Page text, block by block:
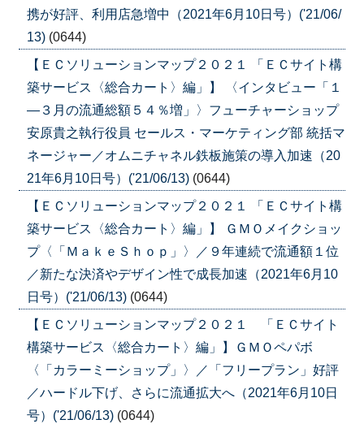
携が好評、利用店急増中（2021年6月10日号）('21/06/
13) (0644)
【ＥＣソリューションマップ２０２１ 「ＥＣサイト構
築サービス〈総合カート〉編」】 〈インタビュー「１
―３月の流通総額５４％増」〉フューチャーショップ
安原貴之執行役員 セールス・マーケティング部 統括マ
ネージャー／オムニチャネル鉄板施策の導入加速（20
21年6月10日号）('21/06/13) (0644)
【ＥＣソリューションマップ２０２１ 「ＥＣサイト構
築サービス〈総合カート〉編」】 ＧＭＯメイクショッ
プ〈「ＭａｋｅＳｈｏｐ」〉／９年連続で流通額１位
／新たな決済やデザイン性で成長加速（2021年6月10
日号）('21/06/13) (0644)
【ＥＣソリューションマップ２０２１ 「ＥＣサイト
構築サービス〈総合カート〉編」】ＧＭＯペパボ
〈「カラーミーショップ」〉／「フリープラン」好評
／ハードル下げ、さらに流通拡大へ（2021年6月10日
号）('21/06/13) (0644)